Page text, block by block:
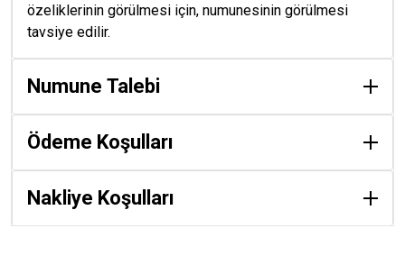
özeliklerinin görülmesi için, numunesinin görülmesi
tavsiye edilir.
Numune Talebi
Ödeme Koşulları
Nakliye Koşulları